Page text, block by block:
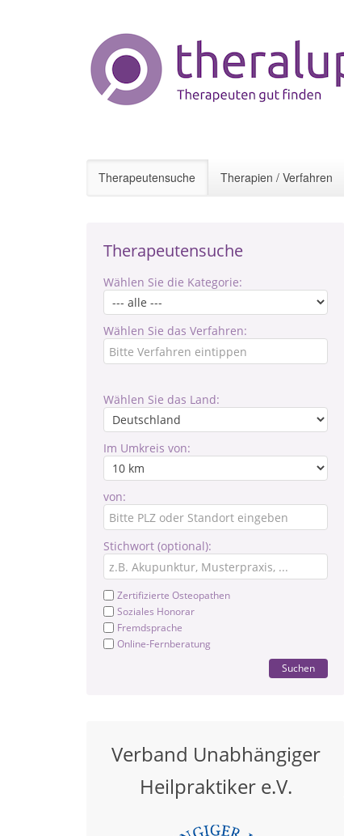
Therapeutensuche Therapien / Verfahren
Therapeutensuche
Wählen Sie die Kategorie:
Wählen Sie das Verfahren:
Wählen Sie das Land:
Im Umkreis von:
von:
Stichwort (optional):
Zertifizierte Osteopathen
Soziales Honorar
Fremdsprache
Online-Fernberatung
Suchen
Verband Unabhängiger
Heilpraktiker e.V.